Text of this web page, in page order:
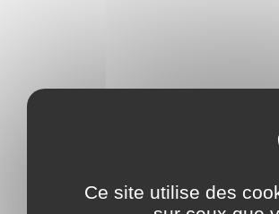
Ce site utilise des